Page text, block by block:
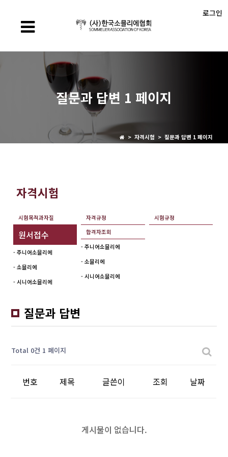
로그인
질문과 답변 1 페이지
> 자격시험 > 질문과 답변 1 페이지
자격시험
시험목적과자질 자격규정 시험규정
원서접수
- 주니어소믈리에
- 소믈리에
- 시니어소믈리에
합격자조회
- 주니어소믈리에
- 소믈리에
- 시니어소믈리에
질문과 답변
Total 0건 1 페이지
번호 제목 글쓴이 조회 날짜
게시물이 없습니다.